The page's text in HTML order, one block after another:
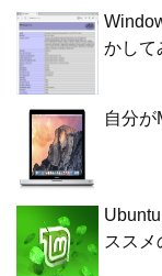
かして
自分
ススメ